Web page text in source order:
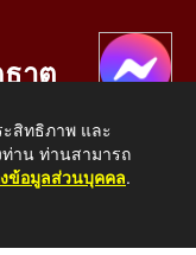
าตุ
042-414759
ะสิทธิภาพ และ
าน ท่านสามารถ
ข้อมูลส่วนบุคคล.